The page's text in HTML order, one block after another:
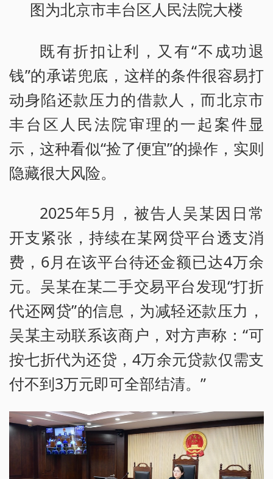
图为北京市丰台区人民法院大楼
既有折扣让利，又有“不成功退
钱”的承诺兜底，这样的条件很容易打
动身陷还款压力的借款人，而北京市
丰台区人民法院审理的一起案件显
示，这种看似“捡了便宜”的操作，实则
隐藏很大风险。
2025年5月，被告人吴某因日常
开支紧张，持续在某网贷平台透支消
费，6月在该平台待还金额已达4万余
元。吴某在某二手交易平台发现“打折
代还网贷”的信息，为减轻还款压力，
吴某主动联系该商户，对方声称：“可
按七折代为还贷，4万余元贷款仅需支
付不到3万元即可全部结清。”